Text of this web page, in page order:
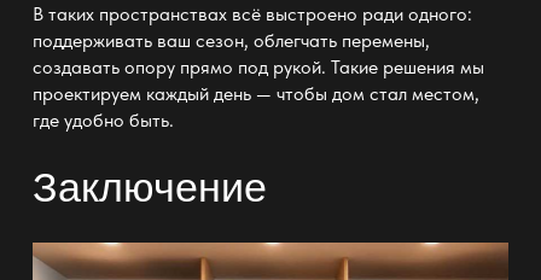
В таких пространствах всё выстроено ради одного:
поддерживать ваш сезон, облегчать перемены,
создавать опору прямо под рукой. Такие решения мы
проектируем каждый день — чтобы дом стал местом,
где удобно быть.
Заключение